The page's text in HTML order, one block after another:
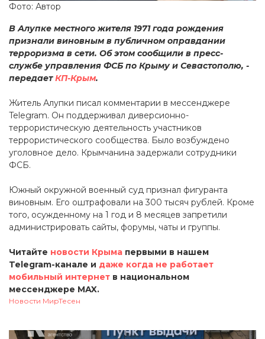
Фото: Автор
В Алупке местного жителя 1971 года рождения
признали виновным в публичном оправдании
терроризма в сети. Об этом сообщили в пресс-
службе управления ФСБ по Крыму и Севастополю, -
передаетКП-Крым.
Житель Алупки писал комментарии в мессенджере
Telegram. Он поддерживал диверсионно-
террористическую деятельность участников
террористического сообщества. Было возбуждено
уголовное дело. Крымчанина задержали сотрудники
ФСБ.
Южный окружной военный суд признал фигуранта
виновным. Его оштрафовали на 300 тысяч рублей. Кроме
того, осужденному на 1 год и 8 месяцев запретили
администрировать сайты, форумы, чаты и группы.
Читайте новости Крыма первыми в нашем
Telegram-канале и даже когда не работает
мобильный интернет в национальном
мессенджере MAX.
Новости МирТесен